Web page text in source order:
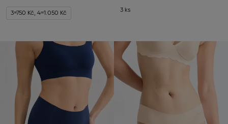
3=750 Kč, 4=1.050 Kč 3 ks